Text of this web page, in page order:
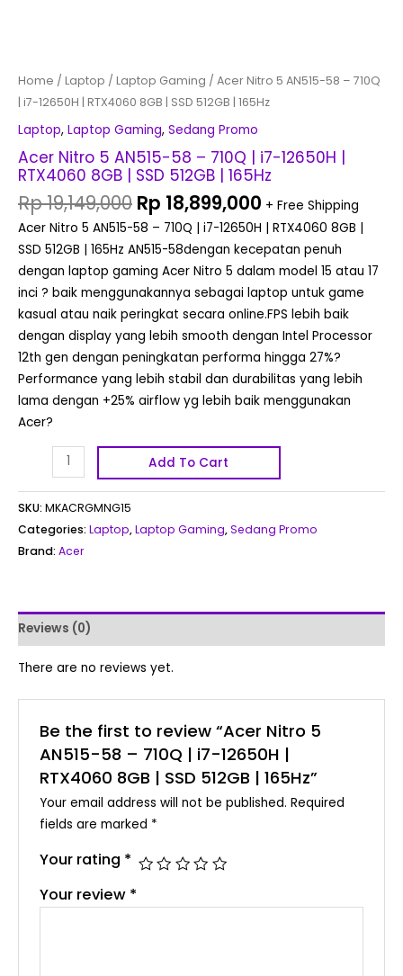
Home / Laptop / Laptop Gaming / Acer Nitro 5 AN515-58 – 710Q
| i7-12650H | RTX4060 8GB | SSD 512GB | 165Hz
Laptop, Laptop Gaming, Sedang Promo
Acer Nitro 5 AN515-58 – 710Q | i7-12650H |
RTX4060 8GB | SSD 512GB | 165Hz
Rp19,149,000 Rp 18,899,000 + Free Shipping
Acer Nitro 5 AN515-58 – 710Q | i7-12650H | RTX4060 8GB |
SSD 512GB | 165Hz AN515-58dengan kecepatan penuh
dengan laptop gaming Acer Nitro 5 dalam model 15 atau 17
inci ? baik menggunakannya sebagai laptop untuk game
kasual atau naik peringkat secara online.FPS lebih baik
dengan display yang lebih smooth dengan Intel Processor
12th gen dengan peningkatan performa hingga 27%?
Performance yang lebih stabil dan durabilitas yang lebih
lama dengan +25% airflow yg lebih baik menggunakan
Acer?
quantity
Add To Cart
SKU: MKACRGMNG15
Categories: Laptop,Laptop Gaming,Sedang Promo
Brand: Acer
Reviews (0)
There are no reviews yet.
Be the first to review “Acer Nitro 5
AN515-58 – 710Q | i7-12650H |
RTX4060 8GB | SSD 512GB | 165Hz”
Your email address will not be published. Required
fields are marked *
Your rating *
Your review *